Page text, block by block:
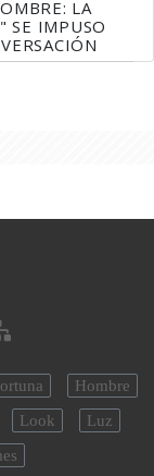
LA
SE IMPUSO
Hombre
Look
Luz